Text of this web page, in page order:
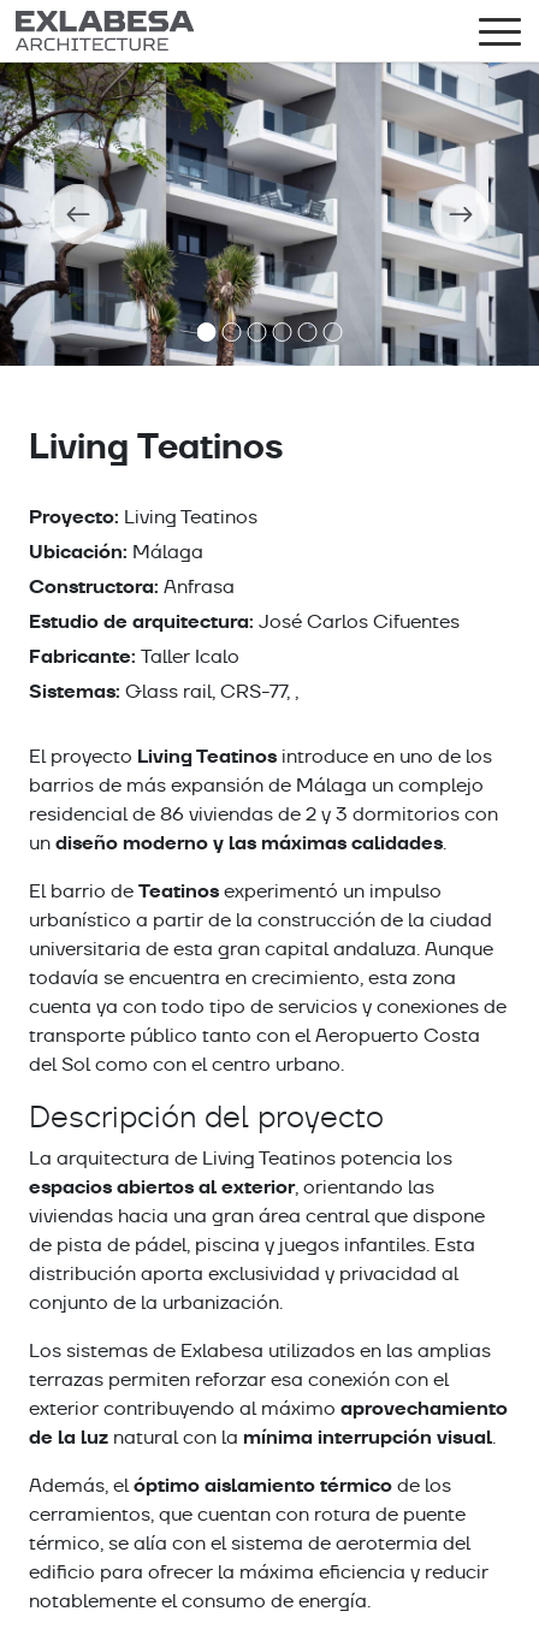
Living Teatinos
Proyecto: Living Teatinos
Ubicación: Málaga
Constructora: Anfrasa
Estudio de arquitectura: José Carlos Cifuentes
Fabricante: Taller Icalo
Sistemas: Glass rail, CRS-77, ,
El proyecto Living Teatinos introduce en uno de los
barrios de más expansión de Málaga un complejo
residencial de 86 viviendas de 2 y 3 dormitorios con
undiseño moderno y las máximas calidades.
El barrio deTeatinosexperimentó un impulso
urbanístico a partir de la construcción de la ciudad
universitaria de esta gran capital andaluza. Aunque
todavía se encuentra en crecimiento, esta zona
cuenta ya con todo tipo de servicios y conexiones de
transporte público tanto con el Aeropuerto Costa
del Sol como con el centro urbano.
Descripción del proyecto
La arquitectura de Living Teatinos potencia los
espacios abiertos al exterior, orientando las
viviendas hacia una gran área central que dispone
de pista de pádel, piscina y juegos infantiles. Esta
distribución aporta exclusividad y privacidad al
conjunto de la urbanización.
Los sistemas de Exlabesa utilizados en las amplias
terrazas permiten reforzar esa conexión con el
exterior contribuyendo al máximo aprovechamiento
de la luz natural con la mínima interrupción visual.
Además, elóptimo aislamiento térmicode los
cerramientos, que cuentan con rotura de puente
térmico, se alía con el sistema de aerotermia del
edificio para ofrecer la máxima eficiencia y reducir
notablemente el consumo de energía.